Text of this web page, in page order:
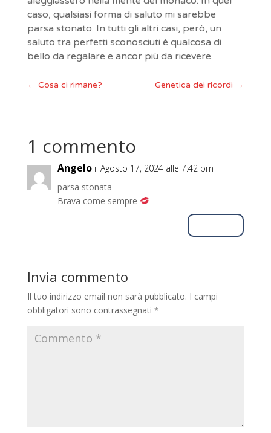
caso, qualsiasi forma di saluto mi sarebbe
parsa stonato. In tutti gli altri casi, però, un
saluto tra perfetti sconosciuti è qualcosa di
bello da regalare e ancor più da ricevere.
← Cosa ci rimane? Genetica dei ricordi →
1 commento
Angelo il Agosto 17, 2024 alle 7:42 pm
parsa stonata
Brava come sempre
Invia commento
Il tuo indirizzo email non sarà pubblicato. I campi
obbligatori sono contrassegnati *